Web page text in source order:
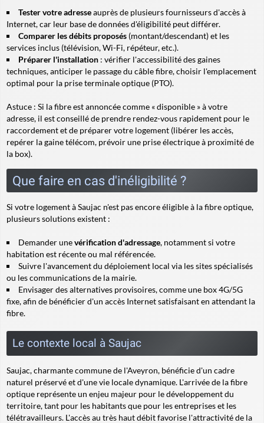
Tester votre adresseauprès de plusieurs fournisseurs d'accès à
Internet, car leur base de données d'éligibilité peut différer.
Comparer les débits proposés (montant/descendant) et les
services inclus (télévision, Wi-Fi, répéteur, etc.).
Préparer l'installation : vérifier l'accessibilité des gaines
techniques, anticiper le passage du câble fibre, choisir l'emplacement
optimal pour la prise terminale optique (PTO).
Astuce : Si la fibre est annoncée comme « disponible » à votre
adresse, il est conseillé de prendre rendez-vous rapidement pour le
raccordement et de préparer votre logement (libérer les accès,
repérer la gaine télécom, prévoir une prise électrique à proximité de
la box).
Que faire en cas d'inéligibilité ?
Si votre logement à Saujac n'est pas encore éligible à la fibre optique,
plusieurs solutions existent :
Demander unevérification d'adressage, notamment si votre
habitation est récente ou mal référencée.
Suivre l'avancement du déploiement local via les sites spécialisés
ou les communications de la mairie.
Envisager des alternatives provisoires, comme une box 4G/5G
fixe, afin de bénéficier d'un accès Internet satisfaisant en attendant la
fibre.
Le contexte local à Saujac
Saujac, charmante commune de l'Aveyron, bénéficie d'un cadre
naturel préservé et d'une vie locale dynamique. L'arrivée de la fibre
optique représente un enjeu majeur pour le développement du
territoire, tant pour les habitants que pour les entreprises et les
télétravailleurs. L'accès au très haut débit favorise l'attractivité de la